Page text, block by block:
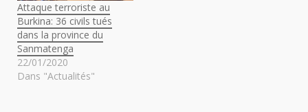
Attaque terroriste au
Burkina: 36 civils tués
dans la province du
Sanmatenga
22/01/2020
Dans "Actualités"